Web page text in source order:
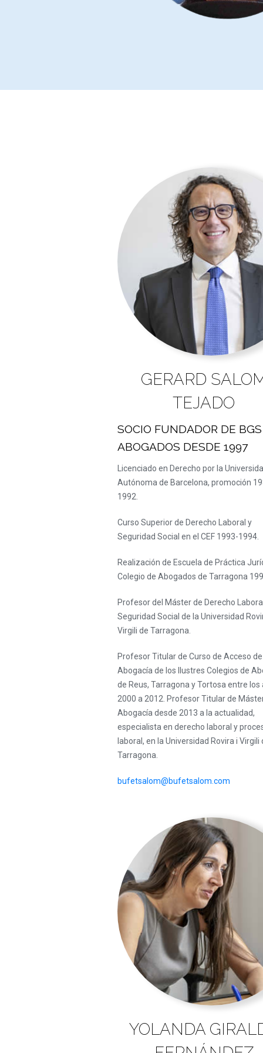
GERARD
TEJADO
SOCIO FUNDADOR DE BGS
ABOGADOS DESDE 1997
Licenciado en Derecho por la
Autónoma de Barcelona, promoción
1992.
Curso Superior de Derecho Laboral y
Seguridad Social en el CEF 1993-1994.
Realización de Escuela de Práctica
Colegio de Abogados de Tarragona
Profesor del Máster de Derecho
Seguridad Social de la Universidad
Virgili de Tarragona.
Profesor Titular de Curso de Acceso
Abogacía de los Ilustres Colegios de
de Reus, Tarragona y Tortosa entre los
2000 a 2012. Profesor Titular de
Abogacía desde 2013 a la actualidad,
especialista en derecho laboral y
laboral, en la Universidad Rovira i Virgili
Tarragona.
bufetsalom@bufetsalom.com
YOLANDA